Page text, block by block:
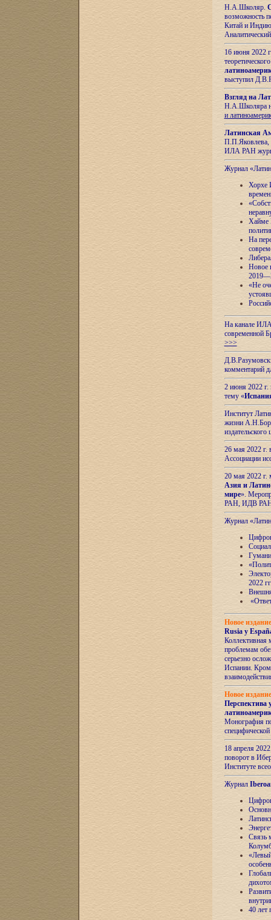
Н.А.Школяр.
возможность
Китай и
16 июня 2022
выступил
Взгляд на
Н.А.Школяра
и
Латинская
П.П.Яковлева,
ИЛА РАН
Журнал
Хорхе
Хайме
На
Новое
«Не
На канале ИЛА
современной
>>>
комментарий
2 июня 2022 г.
тему «
Институт
жизни
26 мая 2022
Ассоциации
20 мая 2022
Азия и
мире».
РАН, ИДВ
Журнал
2022
Новое
Rusia y
Коллективная
проблемам
серьезно
Испании.
Новое
Перспектива
Монография
18 апреля
поворот в
Институте
Журнал
Связь
40 лет